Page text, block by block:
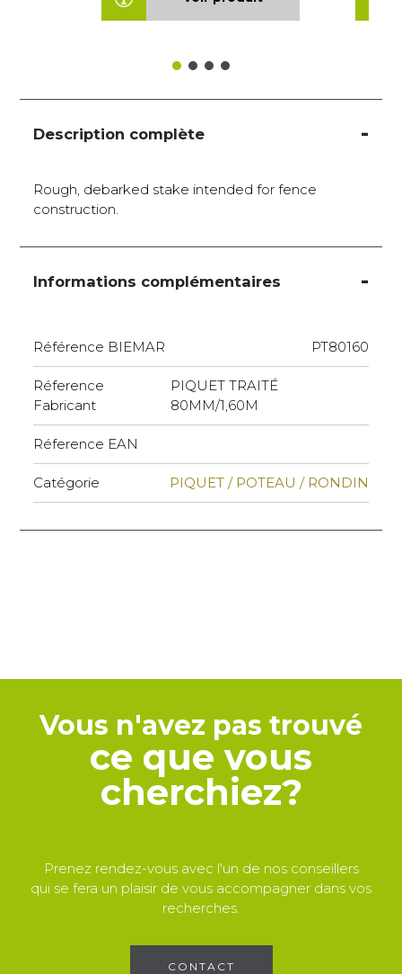
Description complète
Rough, debarked stake intended for fence
construction.
Informations complémentaires
Référence BIEMAR PT80160
Réference
Fabricant
PIQUET TRAITÉ
80MM/1,60M
Réference EAN
Catégorie PIQUET / POTEAU / RONDIN
Vous n'avez pas trouvé
ce que vous
cherchiez?
Prenez rendez-vous avec l'un de nos conseillers
qui se fera un plaisir de vous accompagner dans vos
recherches.
CONTACT